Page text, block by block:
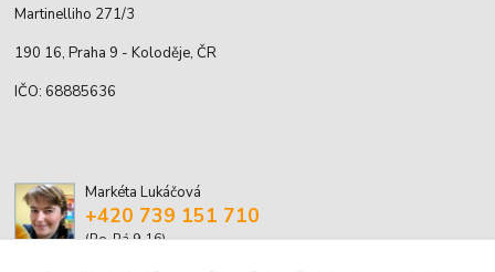
Martinelliho 271/3
190 16, Praha 9 - Koloděje, ČR
IČO: 68885636
Markéta Lukáčová
+420 739 151 710
(Po-Pá 9-16)